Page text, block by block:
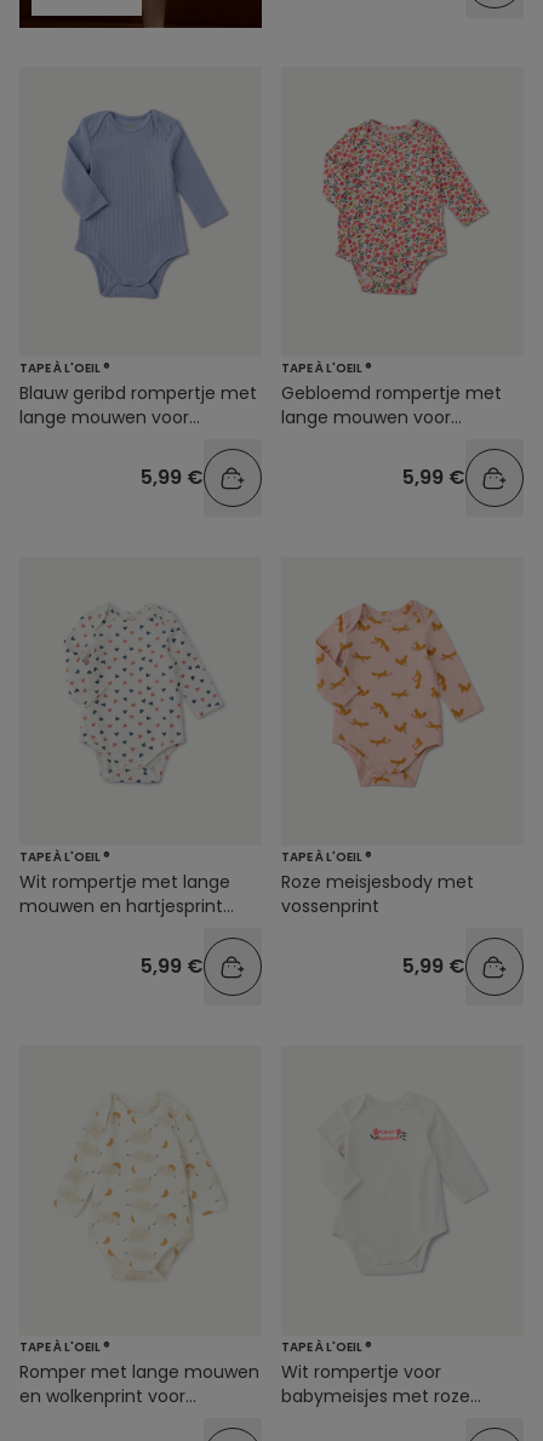
TAPE À L'OEIL ®
Blauw geribd rompertje met
lange mouwen voor
5,99 €
TAPE À L'OEIL ®
Gebloemd rompertje met
lange mouwen voor
5,99 €
TAPE À L'OEIL ®
Wit rompertje met lange
mouwen en hartjesprint
5,99 €
TAPE À L'OEIL ®
Roze meisjesbody met
vossenprint
5,99 €
TAPE À L'OEIL ®
Romper met lange mouwen
en wolkenprint voor
TAPE À L'OEIL ®
Wit rompertje voor
babymeisjes met roze